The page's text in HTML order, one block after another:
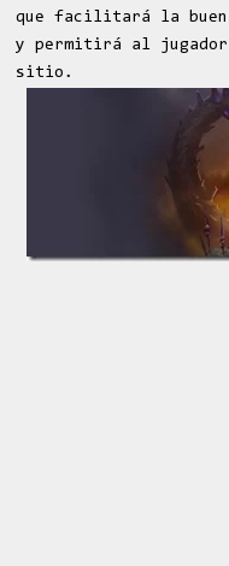
que facilitará la
y permitirá al
sitio.